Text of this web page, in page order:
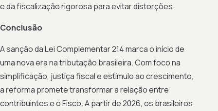
e da fiscalização rigorosa para evitar distorções.
Conclusão
A sanção da Lei Complementar 214 marca o início de
uma nova era na tributação brasileira. Com foco na
simplificação, justiça fiscal e estímulo ao crescimento,
a reforma promete transformar a relação entre
contribuintes e o Fisco. A partir de 2026, os brasileiros